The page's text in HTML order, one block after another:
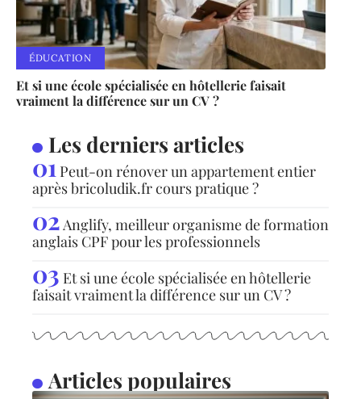
ÉDUCATION
Et si une école spécialisée en hôtellerie faisait
vraiment la différence sur un CV ?
Les derniers articles
Peut-on rénover un appartement entier
après bricoludik.fr cours pratique ?
Anglify, meilleur organisme de formation
anglais CPF pour les professionnels
Et si une école spécialisée en hôtellerie
faisait vraiment la différence sur un CV ?
Articles populaires